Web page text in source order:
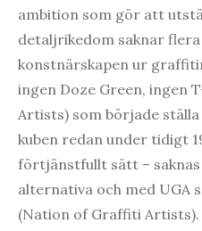
ambition som gör att
detaljrikedom saknar
konstnärskapen ur
ingen Doze Green, ingen
Artists) som började
kuben redan under tidigt
förtjänstfullt sätt –
alternativa och med UGA
(Nation of Graffiti Artists).